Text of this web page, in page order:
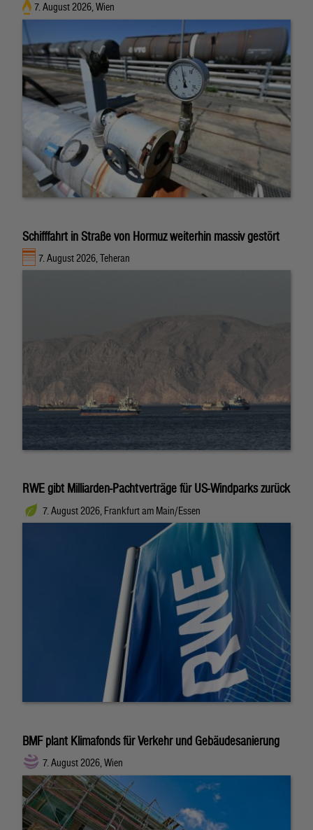
7. August 2026, Wien
Schifffahrt in Straße von Hormuz weiterhin massiv gestört
7. August 2026, Teheran
RWE gibt Milliarden-Pachtverträge für US-Windparks zurück
7. August 2026, Frankfurt am Main/Essen
BMF plant Klimafonds für Verkehr und Gebäudesanierung
7. August 2026, Wien